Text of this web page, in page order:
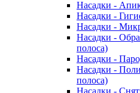
Насадки -
Насадки -
Насадки -
Насадки -
полоса)
Насадки -
Насадки -
полоса)
Насадки -